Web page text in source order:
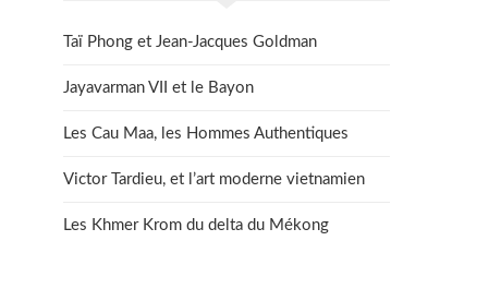
Taï Phong et Jean-Jacques Goldman
Jayavarman VII et le Bayon
Les Cau Maa, les Hommes Authentiques
Victor Tardieu, et l’art moderne vietnamien
Les Khmer Krom du delta du Mékong